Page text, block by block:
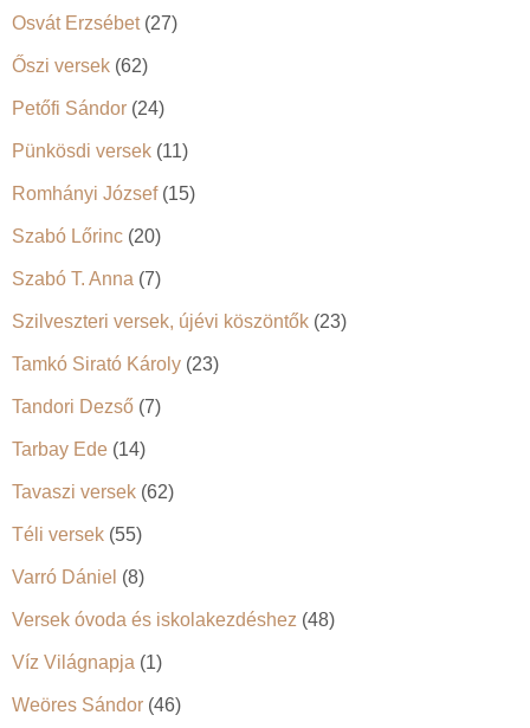
Osvát Erzsébet(27)
Őszi versek (62)
Petőfi Sándor (24)
Pünkösdi versek (11)
Romhányi József(15)
Szabó Lőrinc (20)
Szabó T. Anna (7)
Szilveszteri versek, újévi köszöntők (23)
Tamkó Sirató Károly (23)
Tandori Dezső (7)
Tarbay Ede (14)
Tavaszi versek (62)
Téli versek (55)
Varró Dániel (8)
Versek óvoda és iskolakezdéshez (48)
Víz Világnapja (1)
Weöres Sándor (46)